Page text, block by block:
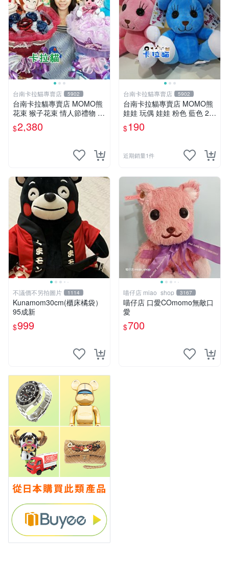
台南卡拉貓專賣店 5902
台南卡拉貓專賣店 MOMO熊
花束 猴子花束 情人節禮物 二
選一 可繡字 可今天寄明天到
$2,380
台南卡拉貓專賣店 5902
台南卡拉貓專賣店 MOMO熊
娃娃 玩偶 娃娃 粉色 藍色 2色
分售
$190
近期銷量1件
不議價不另拍圖片 1114
Kunamom30cm(櫃床橘袋）
95成新
$999
喵仔店 miao_shop 3167
喵仔店 口愛COmomo無敵口
愛
$700